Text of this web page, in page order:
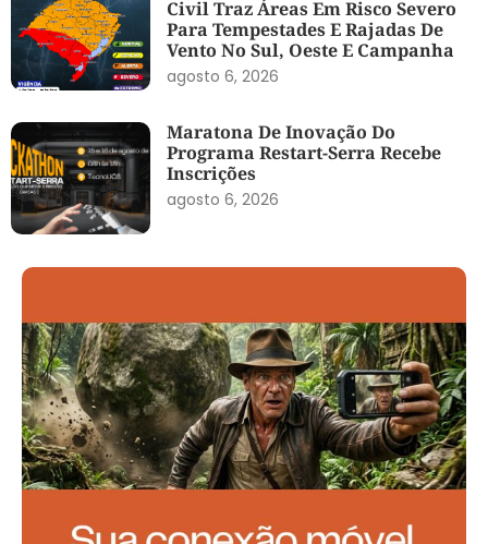
Civil Traz Áreas Em Risco Severo
Para Tempestades E Rajadas De
Vento No Sul, Oeste E Campanha
agosto 6, 2026
Maratona De Inovação Do
Programa Restart-Serra Recebe
Inscrições
agosto 6, 2026